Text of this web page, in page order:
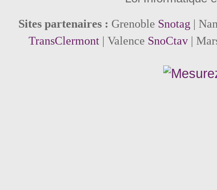
Sites partenaires : Grenoble Snotag |
TransClermont| Valence SnoCtav|